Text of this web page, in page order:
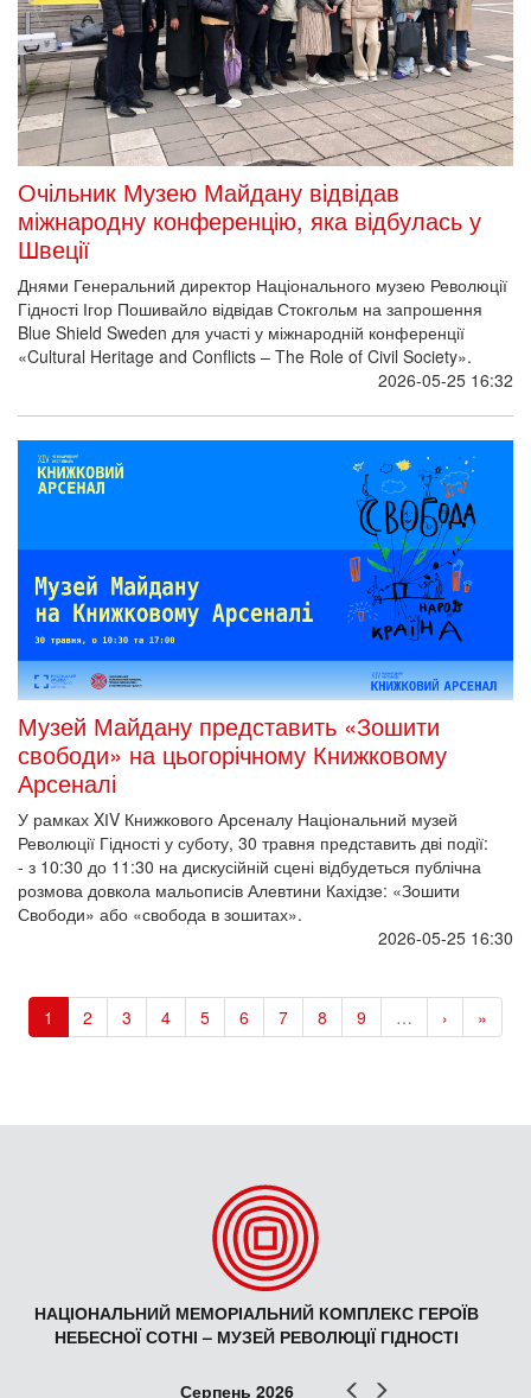
Очільник Музею Майдану відвідав
міжнародну конференцію, яка відбулась у
Швеції
Днями Генеральний директор Національного музею Революції
Гідності Ігор Пошивайло відвідав Стокгольм на запрошення
Blue Shield Sweden для участі у міжнародній конференції
«Cultural Heritage and Conflicts – The Role of Civil Society».
2026-05-25 16:32
Музей Майдану представить «Зошити
свободи» на цьогорічному Книжковому
Арсеналі
У рамках XІV Книжкового Арсеналу Національний музей
Революції Гідності у суботу, 30 травня представить дві події:
- з 10:30 до 11:30 на дискусійній сцені відбудеться публічна
розмова довкола мальописів Алевтини Кахідзе: «Зошити
Свободи» або «свобода в зошитах».
2026-05-25 16:30
1 2 3 4 5 6 7 8 9 … › »
НАЦІОНАЛЬНИЙ МЕМОРІАЛЬНИЙ КОМПЛЕКС ГЕРОЇВ
НЕБЕСНОЇ СОТНІ – МУЗЕЙ РЕВОЛЮЦІЇ ГІДНОСТІ
Попер
Серпень 2026